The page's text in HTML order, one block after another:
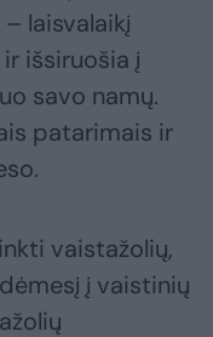
laisvalaikį
išsiruošia į
savo namų.
patarimais ir
vaistažolių,
į vaistinių